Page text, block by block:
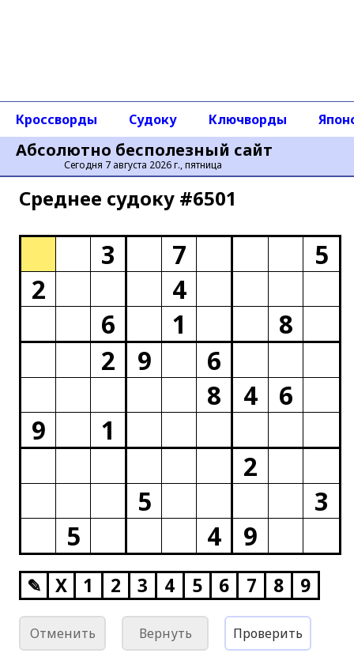
Абсолютно бесполезный сайт
Сегодня 7 августа 2026 г., пятница
Кроссворды Судоку Ключворды
Среднее cудоку #6501
3 7
5
2
4
6
1
8
2
9
6
8
4
6
9
1
2
5
3
5
4 9
✎ X 1 2 3 4 5 6 7 8 9
Отменить Вернуть Проверить